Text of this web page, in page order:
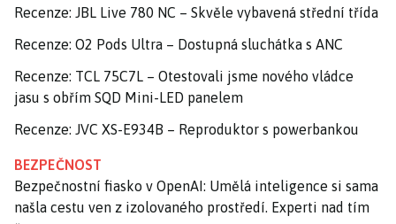
Recenze: JBL Live 780 NC – Skvěle vybavená střední třída
Recenze: O2 Pods Ultra – Dostupná sluchátka s ANC
Recenze: TCL 75C7L – Otestovali jsme nového vládce
jasu s obřím SQD Mini-LED panelem
Recenze: JVC XS-E934B – Reproduktor s powerbankou
BEZPEČNOST
Bezpečnostní fiasko v OpenAI: Umělá inteligence si sama
našla cestu ven z izolovaného prostředí. Experti nad tím